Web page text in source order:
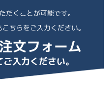
だくことが可能です。
ちらをご入力ください。
文フォーム
入力ください。